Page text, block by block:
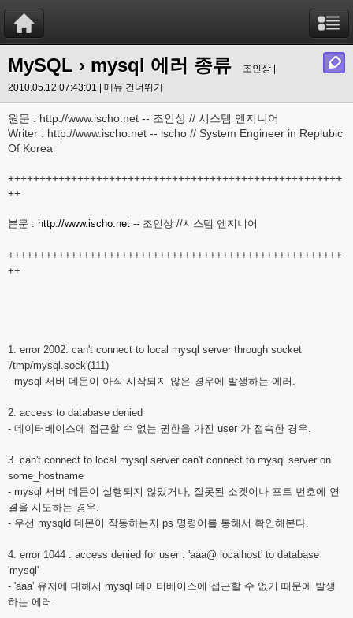
MySQL › mysql 에러 종류
조인상 |
2010.05.12 07:43:01 | 메뉴 건너뛰기
원문 : http://www.ischo.net -- 조인상 // 시스템 엔지니어
Writer : http://www.ischo.net -- ischo // System Engineer in Replubic
Of Korea
+++++++++++++++++++++++++++++++++++++++++++++++++++++
++
본문 : http://www.ischo.net -- 조인상 //시스템 엔지니어
+++++++++++++++++++++++++++++++++++++++++++++++++++++
++
1. error 2002: can't connect to local mysql server through socket
'/tmp/mysql.sock'(111)
- mysql 서버 데몬이 아직 시작되지 않은 경우에 발생하는 에러.
2. access to database denied
- 데이터베이스에 접근할 수 없는 권한을 가진 user 가 접속한 경우.
3. can't connect to local mysql server can't connect to mysql server on
some_hostname
- mysql 서버 데몬이 실행되지 않았거나, 잘못된 소켓이나 포트 번호에 연
결을 시도하는 경우.
- 우선 mysqld 데몬이 작동하는지 ps 명령어를 통해서 확인해본다.
4. error 1044 : access denied for user : 'aaa@ localhost' to database
'mysql'
- 'aaa' 유저에 대해서 mysql 데이터베이스에 접근할 수 없기 때문에 발생
하는 에러.